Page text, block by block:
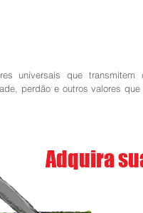
universais que
perdão e outros valores
Adquira